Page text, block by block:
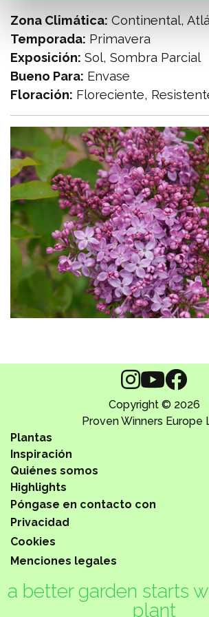
Zona Climática: Continental,
Temporada: Primavera
Exposición: Sol, Sombra Parcial
Bueno Para: Envase
Floración: Floreciente,
Copyright © 2026
Proven Winners Europe
Plantas
Inspiración
Quiénes somos
Privacidad
Cookies
Menciones legales
Highlights
Póngase en contacto con
a better garden starts
plant